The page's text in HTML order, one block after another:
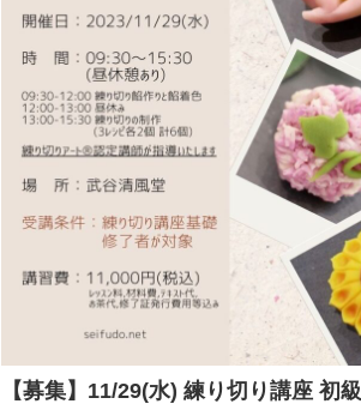
【募集】11/29(水) 練り切り講座 初級